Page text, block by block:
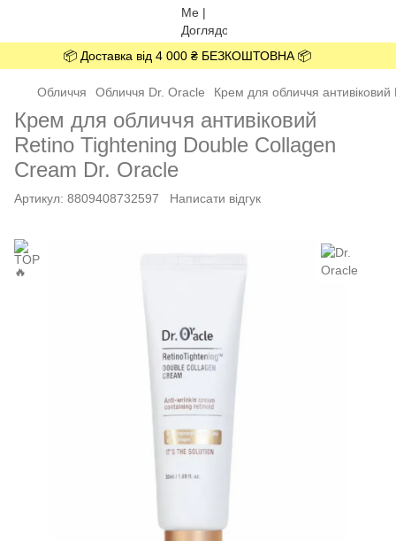
📦 Доставка від 4 000 ₴ БЕЗКОШТОВНА 📦
Обличчя Обличчя Dr. Oracle Крем для обличчя
Крем для обличчя антивіковий
Retino Tightening Double Collagen
Cream Dr. Oracle
Артикул: 8809408732597 Написати відгук